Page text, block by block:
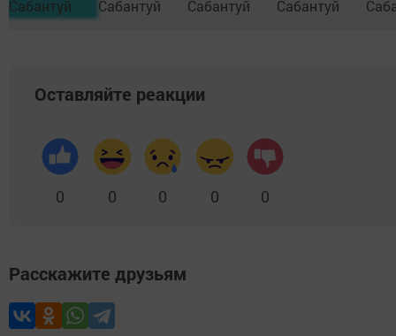
Оставляйте реакции
0 0 0 0 0
Расскажите друзьям